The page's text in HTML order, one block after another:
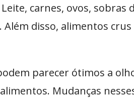
carnes, ovos, sobras
disso, alimentos crus
parecer ótimos a
Mudanças